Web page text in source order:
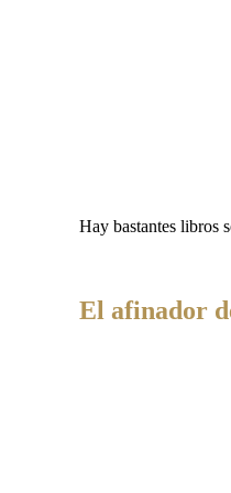
Hay bastantes libros
El afinador